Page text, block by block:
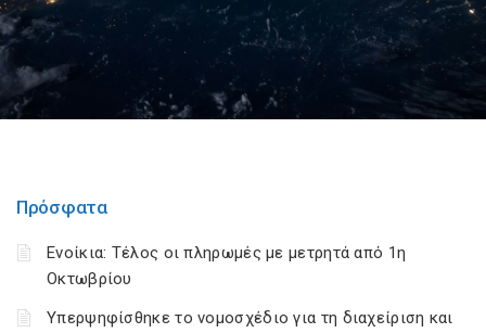
Πρόσφατα
Ενοίκια: Τέλος οι πληρωμές με μετρητά από 1η
Οκτωβρίου
Υπερψηφίσθηκε το νομοσχέδιο για τη διαχείριση και